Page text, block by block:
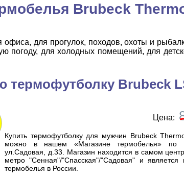
Brubeck
для прогулок, походов, охоты и
погоду, для холодных помещений, для
термофутболку Brubeck
Цена:
Купить термофутболку для мужчин Brubeck
можно в нашем «Магазине термобелья» по
ул.Садовая, д.33. Магазин находится в самом
метро "Сенная"/"Спасская"/"Садовая" и является
термобелья в России.